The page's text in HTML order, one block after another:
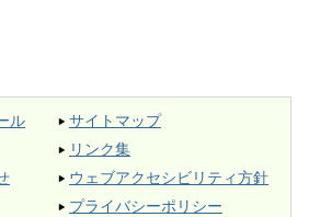
ル
サイトマップ
リンク集
ウェブアクセシビリティ方針
プライバシーポリシー